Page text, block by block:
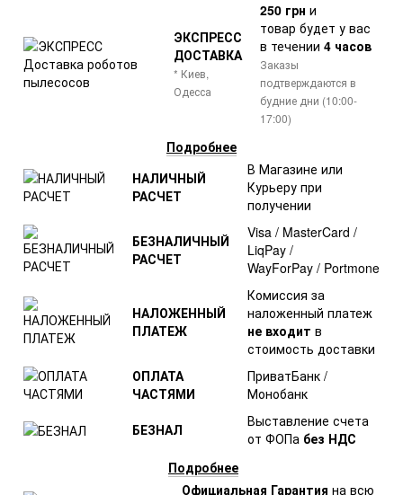
ЭКСПРЕСС
ДОСТАВКА
* Киев,
Одесса
250 грн и
товар будет у вас
в течении 4 часов
Заказы
подтверждаются в
будние дни (10:00-
17:00)
Подробнее
НАЛИЧНЫЙ
РАСЧЕТ
В Магазине или
Курьеру при
получении
БЕЗНАЛИЧНЫЙ
РАСЧЕТ
Visa / MasterCard /
LiqPay /
WayForPay / Portmone
НАЛОЖЕННЫЙ
ПЛАТЕЖ
Комиссия за
наложенный платеж
не входит в
стоимость доставки
ОПЛАТА
ЧАСТЯМИ
ПриватБанк /
Монобанк
БЕЗНАЛ
Выставление счета
от ФОПа без НДС
Подробнее
Официальная Гарантия на всю